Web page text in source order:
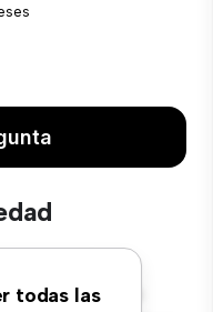
todas las
Este
ofrece un